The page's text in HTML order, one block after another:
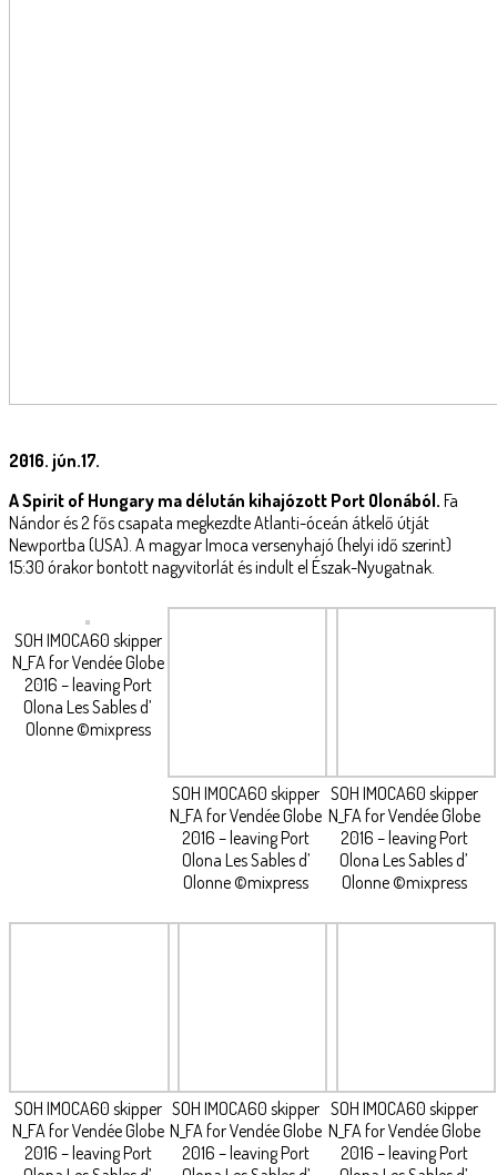
2016. jún.17.
A Spirit of Hungary ma délután kihajózott Port Olonából. Fa
Nándor és 2 fős csapata megkezdte Atlanti-óceán átkelő útját
Newportba (USA). A magyar Imoca versenyhajó (helyi idő szerint)
15:30 órakor bontott nagyvitorlát és indult el Észak-Nyugatnak.
SOH IMOCA60 skipper
N_FA for Vendée Globe
2016 – leaving Port
Olona Les Sables d’
Olonne ©mixpress
SOH IMOCA60 skipper
N_FA for Vendée Globe
2016 – leaving Port
Olona Les Sables d’
Olonne ©mixpress
SOH IMOCA60 skipper
N_FA for Vendée Globe
2016 – leaving Port
Olona Les Sables d’
Olonne ©mixpress
SOH IMOCA60 skipper
N_FA for Vendée Globe
2016 – leaving Port
SOH IMOCA60 skipper
N_FA for Vendée Globe
2016 – leaving Port
SOH IMOCA60 skipper
N_FA for Vendée Globe
2016 – leaving Port